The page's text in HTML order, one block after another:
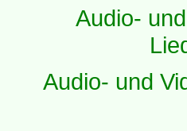
Audio-
Audio- und